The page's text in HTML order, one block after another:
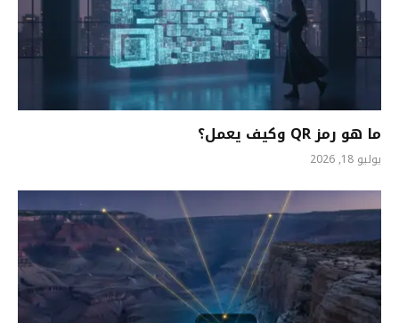
ما هو رمز QR وكيف يعمل؟
يوليو 18, 2026